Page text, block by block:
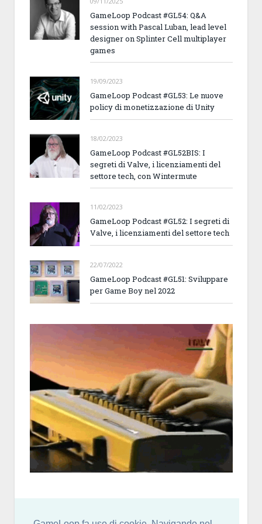
GameLoop Podcast #GL54: Q&A
session with Pascal Luban, lead level
designer on Splinter Cell multiplayer
games
19/09/2023
GameLoop Podcast #GL53: Le nuove
policy di monetizzazione di Unity
18/02/2023
GameLoop Podcast #GL52BIS: I
segreti di Valve, i licenziamenti del
settore tech, con Wintermute
11/02/2023
GameLoop Podcast #GL52: I segreti di
Valve, i licenziamenti del settore tech
22/07/2022
GameLoop Podcast #GL51: Sviluppare
per Game Boy nel 2022